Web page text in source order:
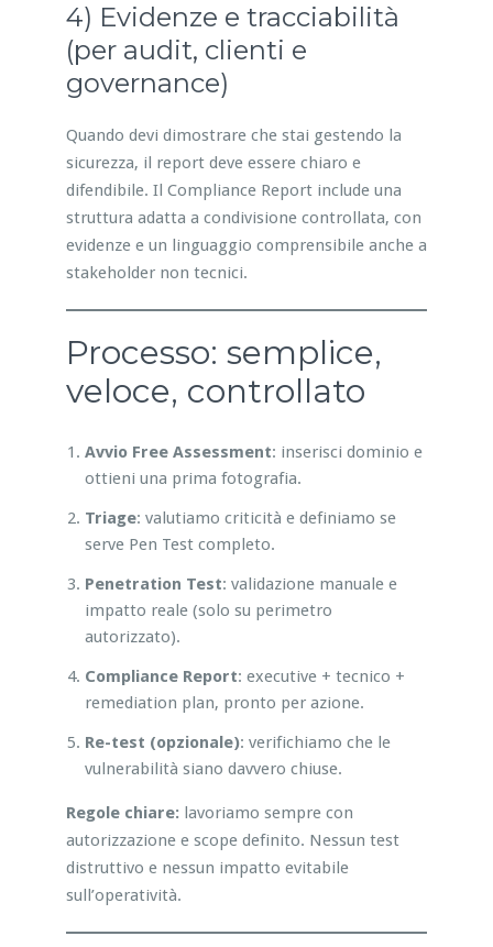
4) Evidenze e tracciabilità
(per audit, clienti e
governance)
Quando devi dimostrare che stai gestendo la
sicurezza, il report deve essere chiaro e
difendibile. Il Compliance Report include una
struttura adatta a condivisione controllata, con
evidenze e un linguaggio comprensibile anche a
stakeholder non tecnici.
Processo: semplice,
veloce, controllato
Avvio Free Assessment: inserisci dominio e
ottieni una prima fotografia.
Triage: valutiamo criticità e definiamo se
serve Pen Test completo.
Penetration Test: validazione manuale e
impatto reale (solo su perimetro
autorizzato).
Compliance Report: executive + tecnico +
remediation plan, pronto per azione.
Re-test (opzionale): verifichiamo che le
vulnerabilità siano davvero chiuse.
Regole chiare: lavoriamo sempre con
autorizzazione e scope definito. Nessun test
distruttivo e nessun impatto evitabile
sull’operatività.